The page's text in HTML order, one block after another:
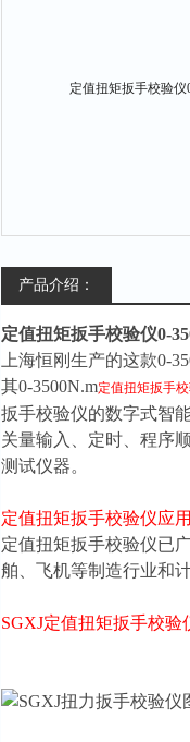
产品介绍：
定值扭矩扳手校验仪0-
上海恒刚生产的这款0-
其0-3500N.m定值扭矩扳手
扳手校验仪的数字式智
关量输入、定时、程序
测试仪器。
定值扭矩扳手校验仪应
定值扭矩扳手校验仪已
舶、飞机等制造行业和
SGXJ定值扭矩扳手校验